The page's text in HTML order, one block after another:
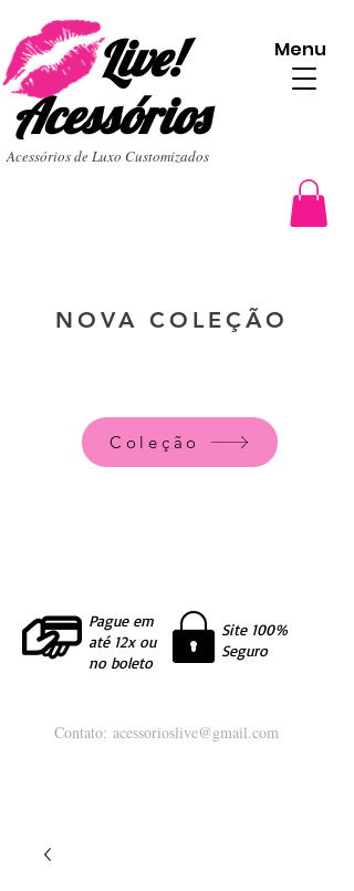
Live!
Acessórios
Acessórios de Luxo Customizados
NOVA COLEÇÃO
Menu
Coleção
Pague em
até 12x ou
no boleto
Site 100%
Seguro
Contato: acessorioslive@gmail.com